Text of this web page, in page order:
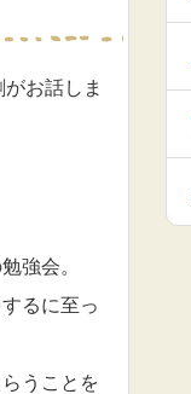
お話しま
強会。
るに至っ
うことを